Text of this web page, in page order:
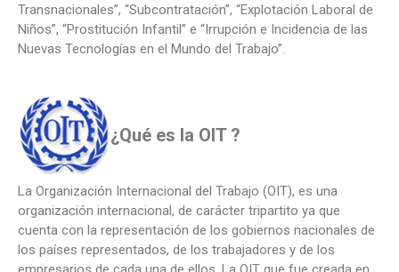
Transnacionales”, “Subcontratación”, “Explotación Laboral de
Niños”, “Prostitución Infantil” e “Irrupción e Incidencia de las
Nuevas Tecnologías en el Mundo del Trabajo”.
¿Qué es la OIT ?
La Organización Internacional del Trabajo (OIT), es una
organización internacional, de carácter tripartito ya que
cuenta con la representación de los gobiernos nacionales de
los países representados, de los trabajadores y de los